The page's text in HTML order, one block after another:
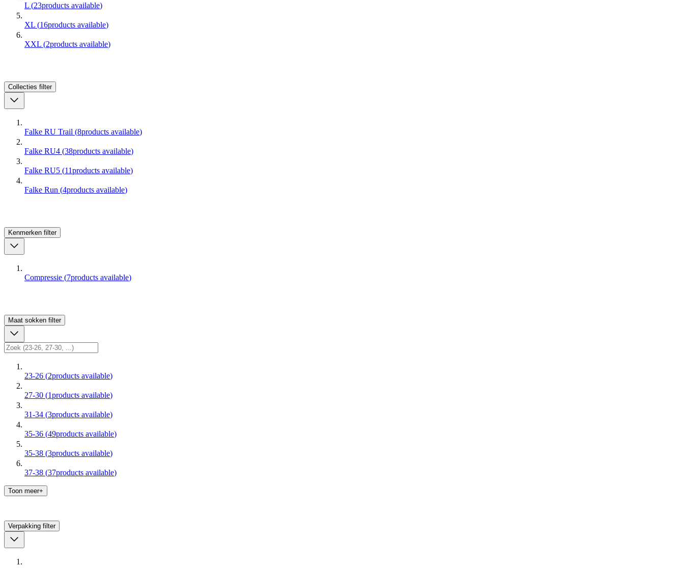
L (23products available)
XL (16products available)
XXL (2products available)
Collecties filter
Falke RU Trail (8products available)
Falke RU4 (38products available)
Falke RU5 (11products available)
Falke Run (4products available)
Kenmerken filter
Compressie (7products available)
Maat sokken filter
23-26 (2products available)
27-30 (1products available)
31-34 (3products available)
35-36 (49products available)
35-38 (3products available)
37-38 (37products available)
Toon meer+
Verpakking filter